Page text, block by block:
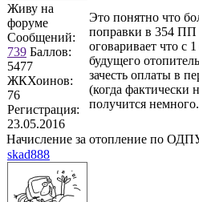
Живу на
форуме
Сообщений:
739 Баллов:
5477
ЖКХоинов:
76
Регистрация:
23.05.2016
Это понятно что
поправки в 354
оговаривает что с
будущего
зачесть оплаты в
(когда фактически
получится немного.
Начисление за отопление по
skad888